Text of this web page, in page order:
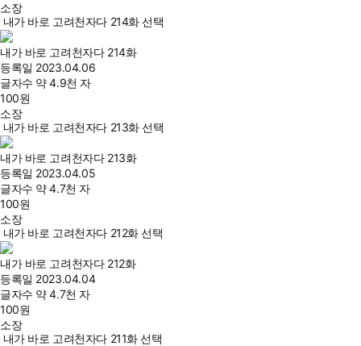
소장
내가 바로 고려천자다 214화 선택
내가 바로 고려천자다 214화
등록일 2023.04.06
글자수 약 4.9천 자
100원
소장
내가 바로 고려천자다 213화 선택
내가 바로 고려천자다 213화
등록일 2023.04.05
글자수 약 4.7천 자
100원
소장
내가 바로 고려천자다 212화 선택
내가 바로 고려천자다 212화
등록일 2023.04.04
글자수 약 4.7천 자
100원
소장
내가 바로 고려천자다 211화 선택